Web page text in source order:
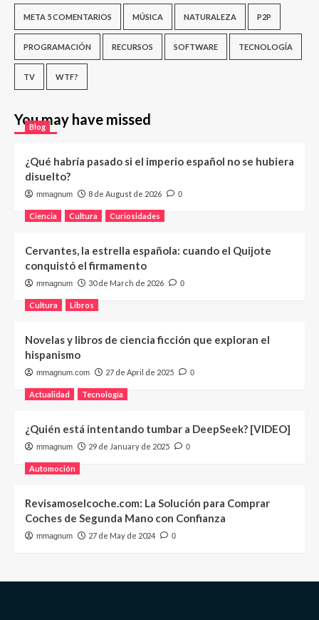
META 5 COMENTARIOS MÚSICA NATURALEZA P2P
PROGRAMACIÓN RECURSOS SOFTWARE TECNOLOGÍA
TV WTF?
You may have missed
Blog
¿Qué habría pasado si el imperio español no se hubiera
disuelto?
mmagnum 8 de August de 2026 0
Ciencia Cultura Curiosidades
Cervantes, la estrella española: cuando el Quijote
conquistó el firmamento
mmagnum 30 de March de 2026 0
Cultura Libros
Novelas y libros de ciencia ficción que exploran el
hispanismo
mmagnum.com 27 de April de 2025 0
Actualidad Tecnología
¿Quién está intentando tumbar a DeepSeek? [VIDEO]
mmagnum 29 de January de 2025 0
Automoción
Revisamoselcoche.com: La Solución para Comprar
Coches de Segunda Mano con Confianza
mmagnum 27 de May de 2024 0